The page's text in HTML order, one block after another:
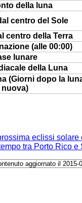
della luna
centro del Sole
centro della Terra
(alle 00:00)
lunare
della Luna
(Giorni dopo la
nuova)
eclissi solare
tra Porto Rico
aggiornato il 2015-